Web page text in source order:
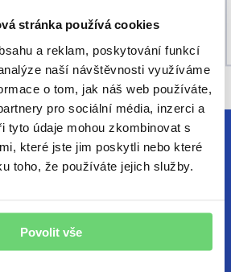
stránka používá cookies
a reklam, poskytování funkcí
naší návštěvnosti využíváme
o tom, jak náš web používáte,
pro sociální média, inzerci a
tyto údaje mohou zkombinovat s
které jste jim poskytli nebo které
toho, že používáte jejich služby.
Povolit vše
poradce
vzpruhu z finančního